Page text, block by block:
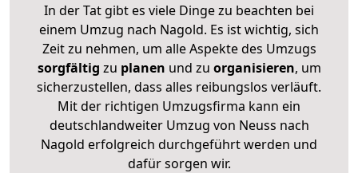
In der Tat gibt es viele Dinge zu beachten bei
einem Umzug nach Nagold. Es ist wichtig, sich
Zeit zu nehmen, um alle Aspekte des Umzugs
sorgfältig zu planen und zu organisieren, um
sicherzustellen, dass alles reibungslos verläuft.
Mit der richtigen Umzugsfirma kann ein
deutschlandweiter Umzug von Neuss nach
Nagold erfolgreich durchgeführt werden und
dafür sorgen wir.